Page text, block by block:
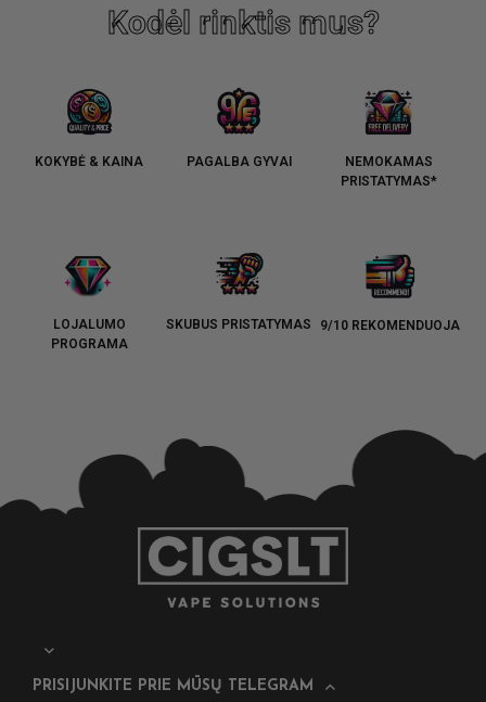
Kodėl rinktis mus?
KOKYBĖ & KAINA PAGALBA GYVAI
NEMOKAMAS
PRISTATYMAS*
LOJALUMO
PROGRAMA
SKUBUS PRISTATYMAS 9/10 REKOMENDUOJA
PRISIJUNKITE PRIE MŪSŲ TELEGRAM